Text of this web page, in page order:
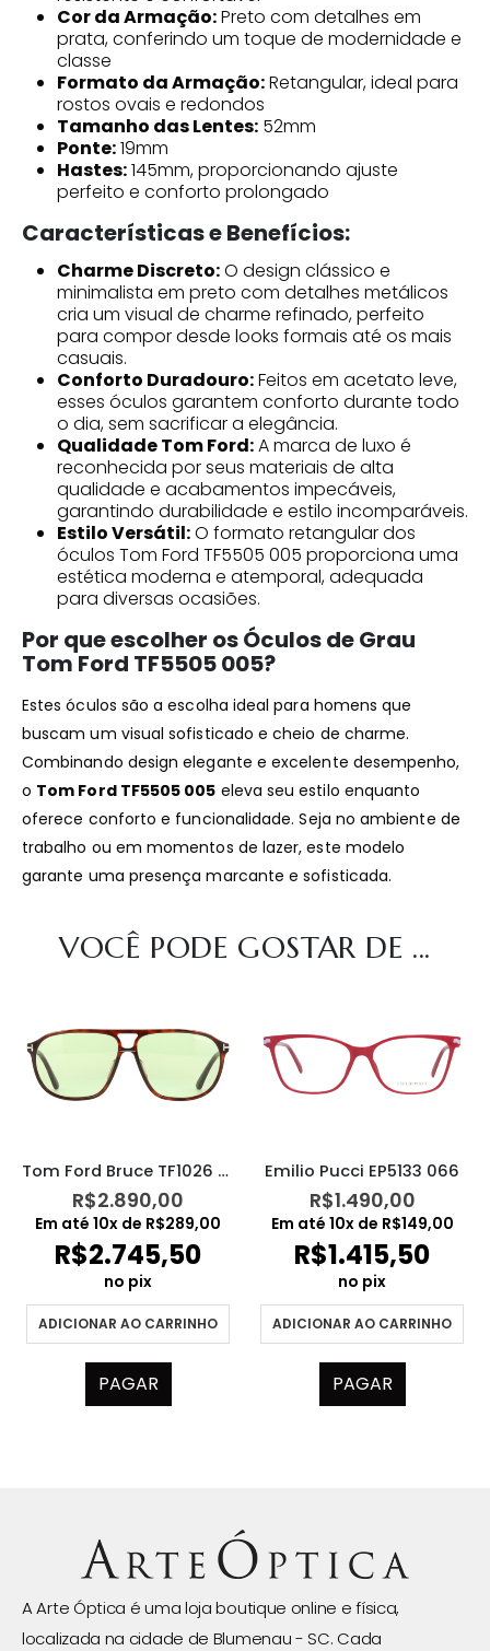
Cor da Armação:Preto com detalhes em
prata, conferindo um toque de modernidade e
classe
Formato da Armação:Retangular, ideal para
rostos ovais e redondos
Tamanho das Lentes: 52mm
Ponte:19mm
Hastes:145mm, proporcionando ajuste
perfeito e conforto prolongado
Características e Benefícios:
Charme Discreto:O design clássico e
minimalista em preto com detalhes metálicos
cria um visual de charme refinado, perfeito
para compor desde looks formais até os mais
casuais.
Conforto Duradouro:Feitos em acetato leve,
esses óculos garantem conforto durante todo
o dia, sem sacrificar a elegância.
Qualidade Tom Ford:A marca de luxo é
reconhecida por seus materiais de alta
qualidade e acabamentos impecáveis,
garantindo durabilidade e estilo incomparáveis.
Estilo Versátil:O formato retangular dos
óculos Tom Ford TF5505 005 proporciona uma
estética moderna e atemporal, adequada
para diversas ocasiões.
Por que escolher os Óculos de Grau
Tom Ford TF5505 005?
Estes óculos são a escolha ideal para homens que
buscam um visual sofisticado e cheio de charme.
Combinando design elegante e excelente desempenho,
o Tom Ford TF5505 005 eleva seu estilo enquanto
oferece conforto e funcionalidade. Seja no ambiente de
trabalho ou em momentos de lazer, este modelo
garante uma presença marcante e sofisticada.
VOCÊ PODE GOSTAR DE ...
Tom Ford Bruce TF1026 54N
R$2.890,00
Em até 10x de R$289,00
R$2.745,50
no pix
ADICIONAR AO CARRINHO
PAGAR
Emilio Pucci EP5133 066
R$1.490,00
Em até 10x de R$149,00
R$1.415,50
no pix
ADICIONAR AO CARRINHO
PAGAR
A Arte Óptica é uma loja boutique online e física,
localizada na cidade de Blumenau - SC. Cada